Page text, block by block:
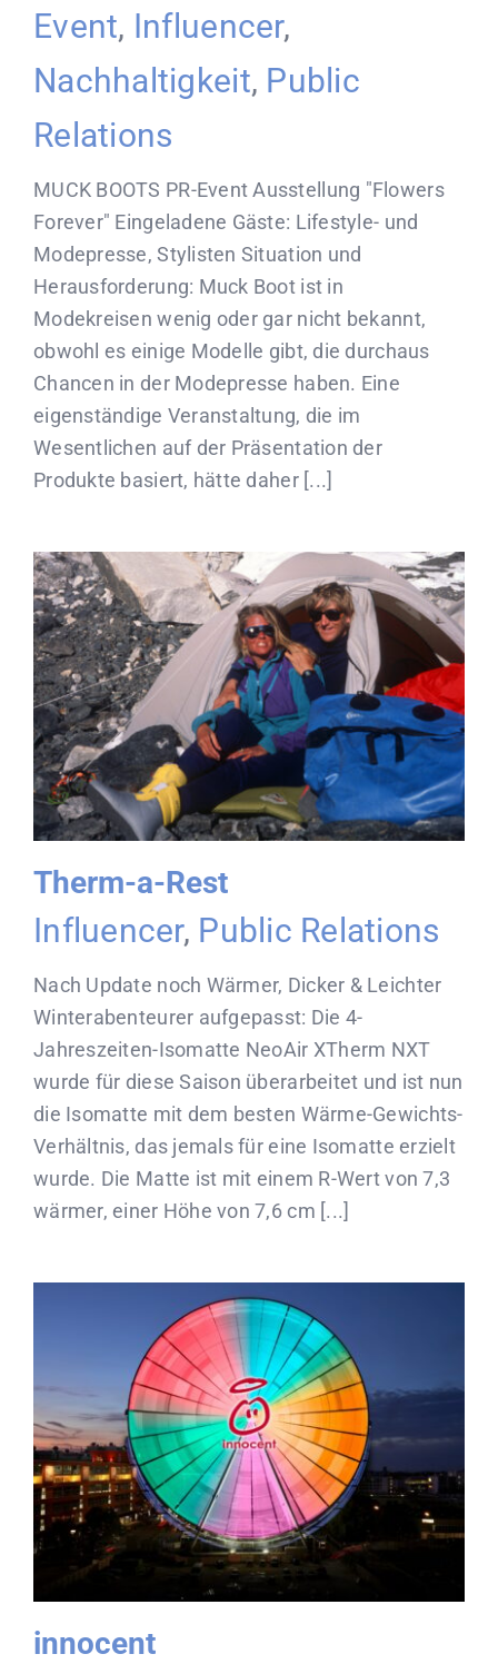
Event, Influencer,
Nachhaltigkeit, Public
Relations
MUCK BOOTS PR-Event Ausstellung "Flowers
Forever" Eingeladene Gäste: Lifestyle- und
Modepresse, Stylisten Situation und
Herausforderung: Muck Boot ist in
Modekreisen wenig oder gar nicht bekannt,
obwohl es einige Modelle gibt, die durchaus
Chancen in der Modepresse haben. Eine
eigenständige Veranstaltung, die im
Wesentlichen auf der Präsentation der
Produkte basiert, hätte daher [...]
Therm-a-Rest
Influencer, Public Relations
Nach Update noch Wärmer, Dicker & Leichter
Winterabenteurer aufgepasst: Die 4-
Jahreszeiten-Isomatte NeoAir XTherm NXT
wurde für diese Saison überarbeitet und ist nun
die Isomatte mit dem besten Wärme-Gewichts-
Verhältnis, das jemals für eine Isomatte erzielt
wurde. Die Matte ist mit einem R-Wert von 7,3
wärmer, einer Höhe von 7,6 cm [...]
innocent